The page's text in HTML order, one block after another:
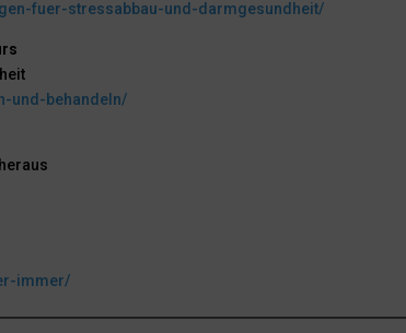
fuer-stressabbau-und-darmgesundheit/
und-behandeln/
immer/